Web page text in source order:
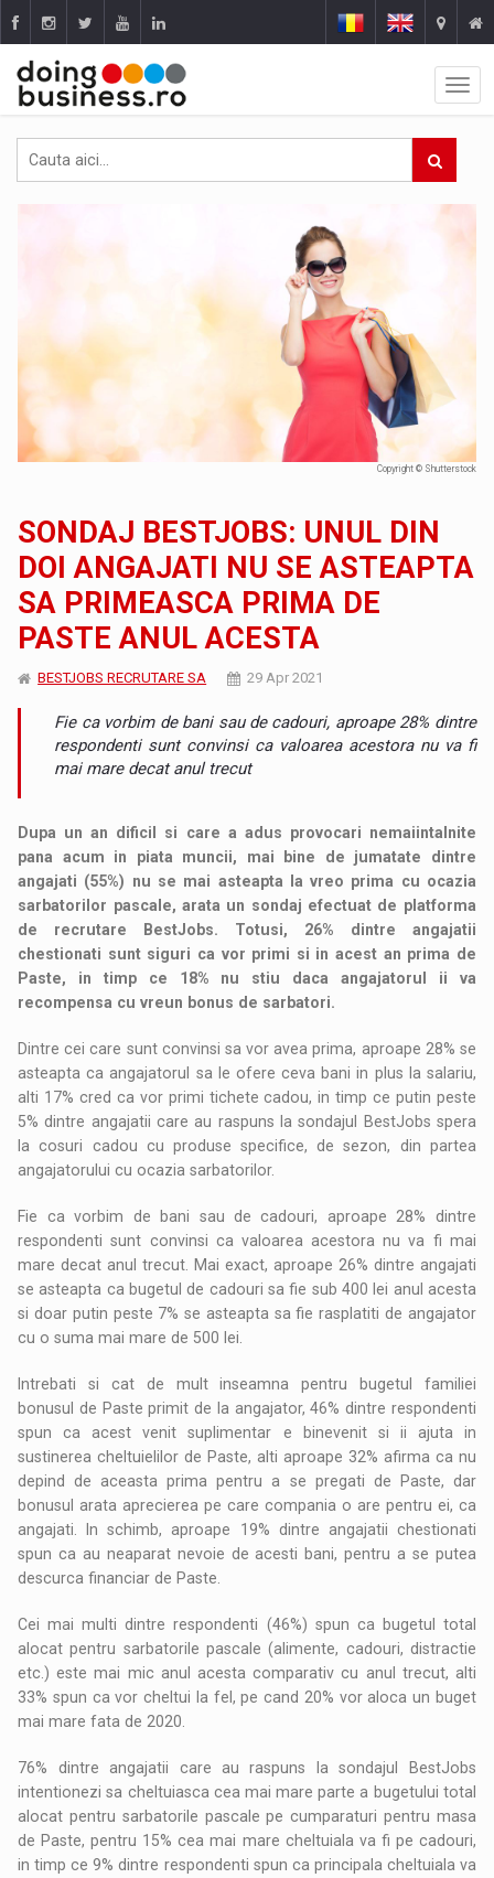
Copyright © Shutterstock
SONDAJ BESTJOBS: UNUL DIN
DOI ANGAJATI NU SE ASTEAPTA
SA PRIMEASCA PRIMA DE
PASTE ANUL ACESTA
BESTJOBS RECRUTARE SA 29 Apr 2021
Fie ca vorbim de bani sau de cadouri, aproape 28% dintre
respondenti sunt convinsi ca valoarea acestora nu va fi
mai mare decat anul trecut
Dupa un an dificil si care a adus provocari nemaiintalnite
pana acum in piata muncii, mai bine de jumatate dintre
angajati (55%) nu se mai asteapta la vreo prima cu ocazia
sarbatorilor pascale, arata un sondaj efectuat de platforma
de recrutare BestJobs. Totusi, 26% dintre angajatii
chestionati sunt siguri ca vor primi si in acest an prima de
Paste, in timp ce 18% nu stiu daca angajatorul ii va
recompensa cu vreun bonus de sarbatori.
Dintre cei care sunt convinsi sa vor avea prima, aproape 28% se
asteapta ca angajatorul sa le ofere ceva bani in plus la salariu,
alti 17% cred ca vor primi tichete cadou, in timp ce putin peste
5% dintre angajatii care au raspuns la sondajul BestJobs spera
la cosuri cadou cu produse specifice, de sezon, din partea
angajatorului cu ocazia sarbatorilor.
Fie ca vorbim de bani sau de cadouri, aproape 28% dintre
respondenti sunt convinsi ca valoarea acestora nu va fi mai
mare decat anul trecut. Mai exact, aproape 26% dintre angajati
se asteapta ca bugetul de cadouri sa fie sub 400 lei anul acesta
si doar putin peste 7% se asteapta sa fie rasplatiti de angajator
cu o suma mai mare de 500 lei.
Intrebati si cat de mult inseamna pentru bugetul familiei
bonusul de Paste primit de la angajator, 46% dintre respondenti
spun ca acest venit suplimentar e binevenit si ii ajuta in
sustinerea cheltuielilor de Paste, alti aproape 32% afirma ca nu
depind de aceasta prima pentru a se pregati de Paste, dar
bonusul arata aprecierea pe care compania o are pentru ei, ca
angajati. In schimb, aproape 19% dintre angajatii chestionati
spun ca au neaparat nevoie de acesti bani, pentru a se putea
descurca financiar de Paste.
Cei mai multi dintre respondenti (46%) spun ca bugetul total
alocat pentru sarbatorile pascale (alimente, cadouri, distractie
etc.) este mai mic anul acesta comparativ cu anul trecut, alti
33% spun ca vor cheltui la fel, pe cand 20% vor aloca un buget
mai mare fata de 2020.
76% dintre angajatii care au raspuns la sondajul BestJobs
intentionezi sa cheltuiasca cea mai mare parte a bugetului total
alocat pentru sarbatorile pascale pe cumparaturi pentru masa
de Paste, pentru 15% cea mai mare cheltuiala va fi pe cadouri,
in timp ce 9% dintre respondenti spun ca principala cheltuiala va